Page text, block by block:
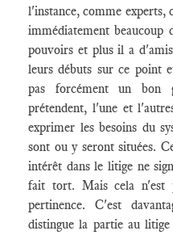
l'instance, comme
immédiatement beaucoup
pouvoirs et plus il a
leurs débuts sur ce point
pas forcément un bon
prétendent, l'une et
exprimer les besoins du
sont ou y seront situées.
intérêt dans le litige ne
fait tort. Mais cela n'est
pertinence. C'est
distingue la partie au